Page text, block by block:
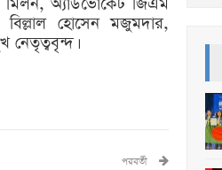
হোসেন মজুমদার,
পরবর্তী